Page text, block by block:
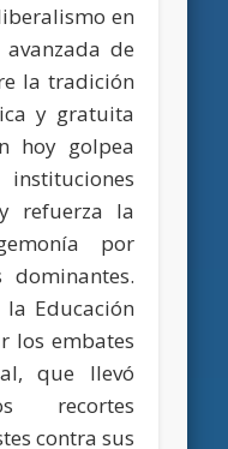
en
de
la tradición
y gratuita
hoy golpea
refuerza la
por
Educación
los embates
que llevó
recortes
contra sus